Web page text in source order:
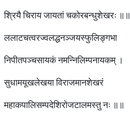
श्रियै चिराय जायतां चकोरबन्धुशेखरः ॥॥
ललाटचत्वरज्वलद्धनञ्जयस्फुलिङ्गभा
निपीतपञ्चसायकं नमन्निलिम्पनायकम् ।
सुधामयूखलेखया विराजमानशेखरं
महाकपालिसम्पदेशिरोजटालमस्तु नः ॥॥